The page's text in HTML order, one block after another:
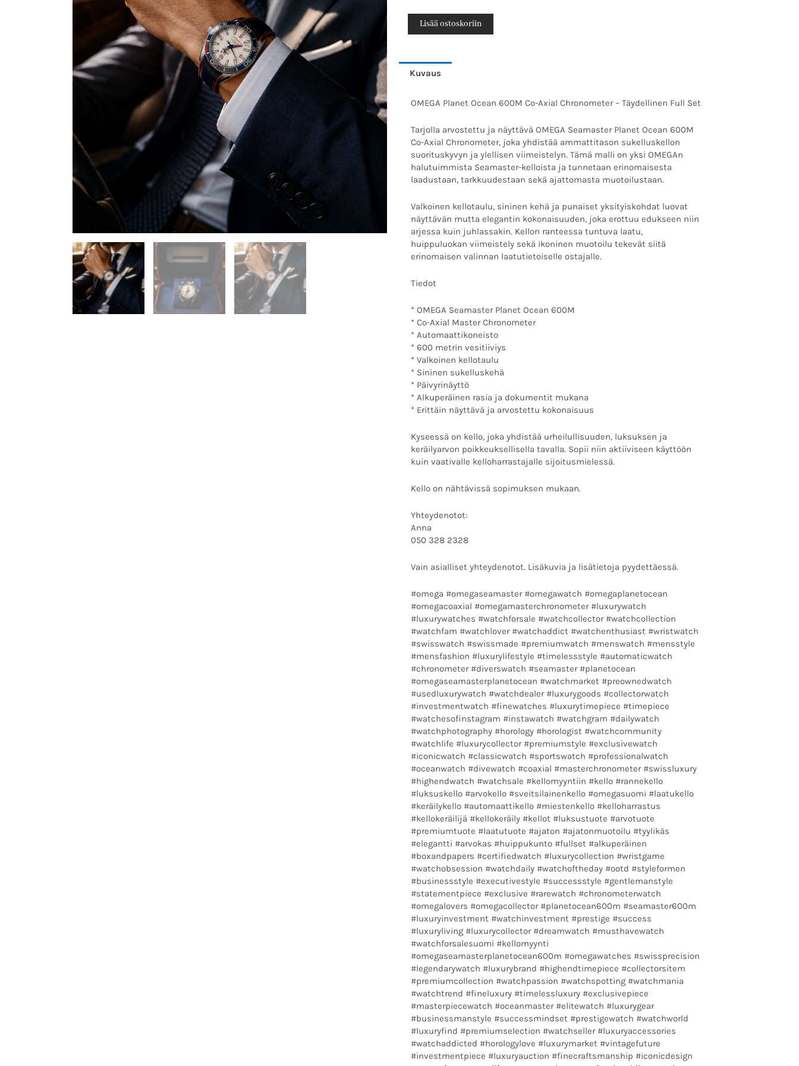
Ocean
600M
Axial
Chronometer
Täydellinen
määrä
Lisää ostoskoriin
Kuvaus
OMEGA Planet Ocean 600M Co-Axial Chronometer – Täydellinen Full Set
Tarjolla arvostettu ja näyttävä OMEGA Seamaster Planet Ocean 600M
Co-Axial Chronometer, joka yhdistää ammattitason sukelluskellon
suorituskyvyn ja ylellisen viimeistelyn. Tämä malli on yksi OMEGAn
halutuimmista Seamaster-kelloista ja tunnetaan erinomaisesta
laadustaan, tarkkuudestaan sekä ajattomasta muotoilustaan.
Valkoinen kellotaulu, sininen kehä ja punaiset yksityiskohdat luovat
näyttävän mutta elegantin kokonaisuuden, joka erottuu edukseen niin
arjessa kuin juhlassakin. Kellon ranteessa tuntuva laatu,
huippuluokan viimeistely sekä ikoninen muotoilu tekevät siitä
erinomaisen valinnan laatutietoiselle ostajalle.
Tiedot
* OMEGA Seamaster Planet Ocean 600M
* Co-Axial Master Chronometer
* Automaattikoneisto
* 600 metrin vesitiiviys
* Valkoinen kellotaulu
* Sininen sukelluskehä
* Päivyrinäyttö
* Alkuperäinen rasia ja dokumentit mukana
* Erittäin näyttävä ja arvostettu kokonaisuus
Kyseessä on kello, joka yhdistää urheilullisuuden, luksuksen ja
keräilyarvon poikkeuksellisella tavalla. Sopii niin aktiiviseen käyttöön
kuin vaativalle kelloharrastajalle sijoitusmielessä.
Kello on nähtävissä sopimuksen mukaan.
Yhteydenotot:
Anna
050 328 2328
Vain asialliset yhteydenotot. Lisäkuvia ja lisätietoja pyydettäessä.
#omega #omegaseamaster #omegawatch #omegaplanetocean
#omegacoaxial #omegamasterchronometer #luxurywatch
#luxurywatches #watchforsale #watchcollector #watchcollection
#watchfam #watchlover #watchaddict #watchenthusiast #wristwatch
#swisswatch #swissmade #premiumwatch #menswatch #mensstyle
#mensfashion #luxurylifestyle #timelessstyle #automaticwatch
#chronometer #diverswatch #seamaster #planetocean
#omegaseamasterplanetocean #watchmarket #preownedwatch
#usedluxurywatch #watchdealer #luxurygoods #collectorwatch
#investmentwatch #finewatches #luxurytimepiece #timepiece
#watchesofinstagram #instawatch #watchgram #dailywatch
#watchphotography #horology #horologist #watchcommunity
#watchlife #luxurycollector #premiumstyle #exclusivewatch
#iconicwatch #classicwatch #sportswatch #professionalwatch
#oceanwatch #divewatch #coaxial #masterchronometer #swissluxury
#highendwatch #watchsale #kellomyyntiin #kello #rannekello
#luksuskello #arvokello #sveitsilainenkello #omegasuomi #laatukello
#keräilykello #automaattikello #miestenkello #kelloharrastus
#kellokeräilijä #kellokeräily #kellot #luksustuote #arvotuote
#premiumtuote #laatutuote #ajaton #ajatonmuotoilu #tyylikäs
#elegantti #arvokas #huippukunto #fullset #alkuperäinen
#boxandpapers #certifiedwatch #luxurycollection #wristgame
#watchobsession #watchdaily #watchoftheday #ootd #styleformen
#businessstyle #executivestyle #successstyle #gentlemanstyle
#statementpiece #exclusive #rarewatch #chronometerwatch
#omegalovers #omegacollector #planetocean600m #seamaster600m
#luxuryinvestment #watchinvestment #prestige #success
#luxuryliving #luxurycollector #dreamwatch #musthavewatch
#watchforsalesuomi #kellomyynti
#omegaseamasterplanetocean600m #omegawatches #swissprecision
#legendarywatch #luxurybrand #highendtimepiece #collectorsitem
#premiumcollection #watchpassion #watchspotting #watchmania
#watchtrend #fineluxury #timelessluxury #exclusivepiece
#masterpiecewatch #oceanmaster #elitewatch #luxurygear
#businessmanstyle #successmindset #prestigewatch #watchworld
#luxuryfind #premiumselection #watchseller #luxuryaccessories
#watchaddicted #horologylove #luxurymarket #vintagefuture
#investmentpiece #luxuryauction #finecraftsmanship #iconicdesign